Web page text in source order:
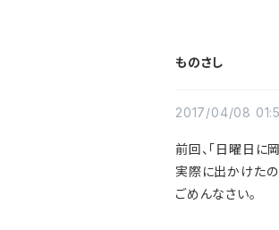
ものさし
2017/04/08
前回、「日曜日に
実際に出かけたの
ごめんなさい。